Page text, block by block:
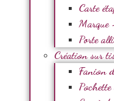
Carte
Marque
Porte
Création sur
Fanion